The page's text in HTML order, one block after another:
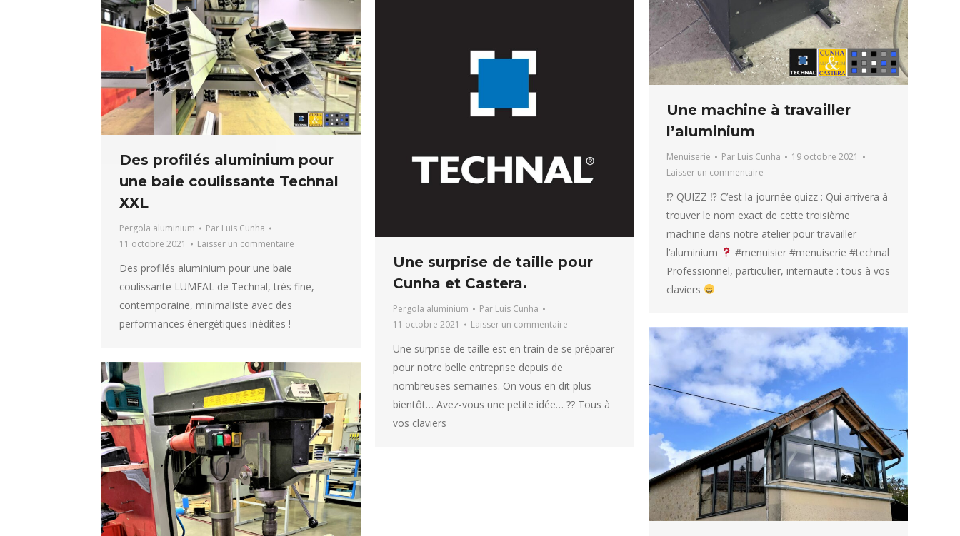
Une machine à travailler
l’aluminium
Menuiserie Par Luis Cunha
19 octobre 2021
Laisser un commentaire
⁉ QUIZZ ⁉ C’est la journée quizz : Qui arrivera à
trouver le nom exact de cette troisième
machine dans notre atelier pour travailler
l’aluminium
#menuisier #menuiserie #technal
Professionnel, particulier, internaute : tous à vos
claviers
Une surprise de taille pour
Cunha et Castera.
Pergola aluminium Par Luis Cunha
11 octobre 2021
Laisser un commentaire
Une surprise de taille est en train de se préparer
pour notre belle entreprise depuis de
nombreuses semaines. On vous en dit plus
bientôt… Avez-vous une petite idée… ?? Tous à
vos claviers
Des profilés aluminium pour
une baie coulissante Technal
XXL
Pergola aluminium Par Luis Cunha
11 octobre 2021
Laisser un commentaire
Des profilés aluminium pour une baie
coulissante LUMEAL de Technal, très fine,
contemporaine, minimaliste avec des
performances énergétiques inédites !